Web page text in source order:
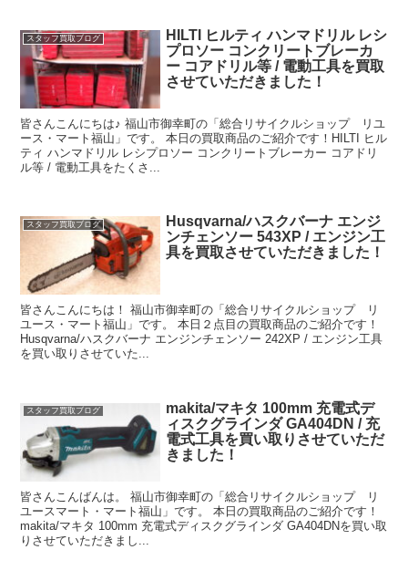
スタッフ買取ブログ
HILTI ヒルティ ハンマドリル レシ
プロソー コンクリートブレーカ
ー コアドリル等 / 電動工具を買取
させていただきました！
皆さんこんにちは♪ 福山市御幸町の「総合リサイクルショップ リユ
ース・マート福山」です。 本日の買取商品のご紹介です！HILTI ヒル
ティ ハンマドリル レシプロソー コンクリートブレーカー コアドリ
ル等 / 電動工具をたくさ...
スタッフ買取ブログ
Husqvarna/ハスクバーナ エンジ
ンチェンソー 543XP / エンジン工
具を買取させていただきました！
皆さんこんにちは！ 福山市御幸町の「総合リサイクルショップ リ
ユース・マート福山」です。 本日２点目の買取商品のご紹介です！
Husqvarna/ハスクバーナ エンジンチェンソー 242XP / エンジン工具
を買い取りさせていた...
スタッフ買取ブログ
makita/マキタ 100mm 充電式デ
ィスクグラインダ GA404DN / 充
電式工具を買い取りさせていただ
きました！
皆さんこんばんは。 福山市御幸町の「総合リサイクルショップ リ
ユースマート・マート福山」です。 本日の買取商品のご紹介です！
makita/マキタ 100mm 充電式ディスクグラインダ GA404DNを買い取
りさせていただきまし...